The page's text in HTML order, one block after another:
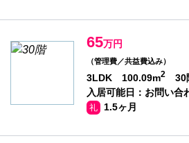
65万円
（管理費／共益費込み）
3LDK 100.09m2
30
入居可能日：お問い合
礼 1.5ヶ月